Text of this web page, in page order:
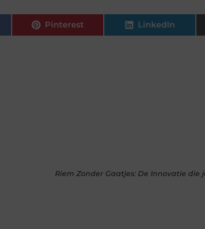
Pinterest LinkedIn
Riem Zonder Gaatjes: De Innovatie die